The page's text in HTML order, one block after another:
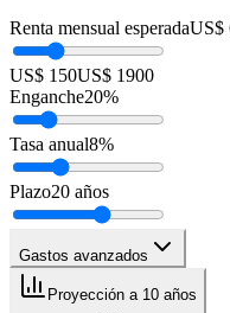
Renta mensual esperadaUS$
US$ 150US$ 1900
Enganche20%
Tasa anual8%
Plazo20 años
Gastos avanzados
Proyección a 10 años